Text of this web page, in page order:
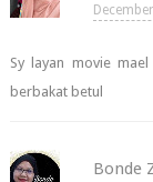
Sy layan movie
berbakat betul
Bonde